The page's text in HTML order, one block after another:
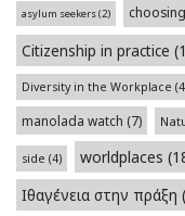
asylum seekers(2)
Citizenship in practice
Diversity in the Workplace
manolada watch (7)
side (4) worldplaces
Ιθαγένεια στην πράξη